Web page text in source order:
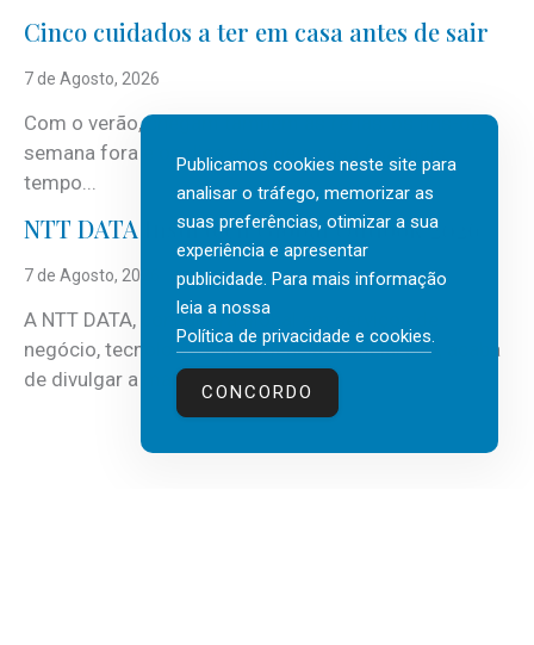
Cinco cuidados a ter em casa antes de sair
7 de Agosto, 2026
Com o verão, chegam também as férias, os fins-de-
semana fora e os dias em que a casa fica mais
tempo...
NTT DATA Insurtech Global Outlook 2026
7 de Agosto, 2026
A NTT DATA, consultora global em serviços de
negócio, tecnologia e inteligência artificial (IA), acaba
de divulgar a mais recente...
Publicamos cookies neste site para
analisar o tráfego, memorizar as
suas preferências, otimizar a sua
experiência e apresentar
publicidade. Para mais informação
leia a nossa
Política de privacidade e cookies.
CONCORDO